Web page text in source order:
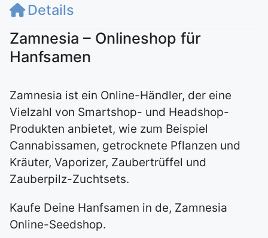
Details
Zamnesia – Onlineshop für
Hanfsamen
Zamnesia ist ein Online-Händler, der eine
Vielzahl von Smartshop- und Headshop-
Produkten anbietet, wie zum Beispiel
Cannabissamen, getrocknete Pflanzen und
Kräuter, Vaporizer, Zaubertrüffel und
Zauberpilz-Zuchtsets.
Kaufe Deine Hanfsamen in de, Zamnesia
Online-Seedshop.